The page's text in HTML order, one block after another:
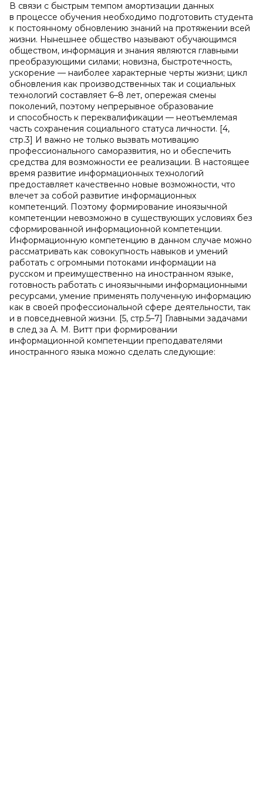
В связи с быстрым темпом амортизации данных
в процессе обучения необходимо подготовить студента
к постоянному обновлению знаний на протяжении всей
жизни. Нынешнее общество называют обучающимся
обществом, информация и знания являются главными
преобразующими силами; новизна, быстротечность,
ускорение — наиболее характерные черты жизни; цикл
обновления как производственных так и социальных
технологий составляет 6–8 лет, опережая смены
поколений, поэтому непрерывное образование
и способность к переквалификации — неотъемлемая
часть сохранения социального статуса личности. [4,
стр.3] И важно не только вызвать мотивацию
профессионального саморазвития, но и обеспечить
средства для возможности ее реализации. В настоящее
время развитие информационных технологий
предоставляет качественно новые возможности, что
влечет за собой развитие информационных
компетенций. Поэтому формирование иноязычной
компетенции невозможно в существующих условиях без
сформированной информационной компетенции.
Информационную компетенцию в данном случае можно
рассматривать как совокупность навыков и умений
работать с огромными потоками информации на
русском и преимущественно на иностранном языке,
готовность работать с иноязычными информационными
ресурсами, умение применять полученную информацию
как в своей профессиональной сфере деятельности, так
и в повседневной жизни. [5, стр.5–7] Главными задачами
в след за А. М. Витт при формировании
информационной компетенции преподавателями
иностранного языка можно сделать следующие: